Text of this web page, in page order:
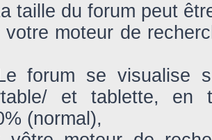
taille du forum peut
votre moteur de
forum se visualise
et tablette, en
(normal),